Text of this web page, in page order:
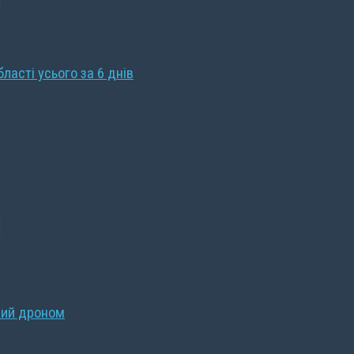
усього за 6 днів
дроном